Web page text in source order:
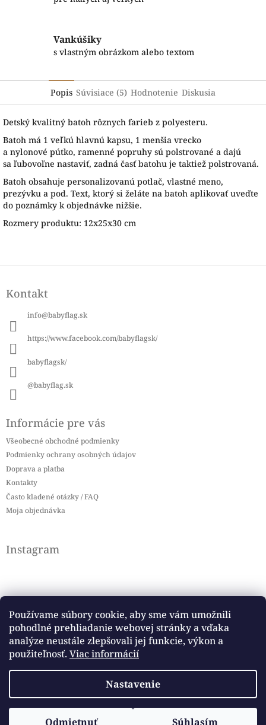
Používame súbory cookie, aby sme vám umožnili
pohodlné prehliadanie webovej stránky a vďaka
analýze neustále zlepšovali jej funkcie, výkon a
použiteľnosť. Viac informácií
Nastavenie
Odmietnuť Súhlasím
Vankúšiky
s vlastným obrázkom alebo textom
Popis Súvisiace (5) Hodnotenie Diskusia
Detský kvalitný batoh rôznych farieb z polyesteru.
Batoh má 1 veľkú hlavnú kapsu, 1 menšia vrecko
a nylonové pútko, ramenné popruhy sú polstrované a dajú
sa ľubovoľne nastaviť, zadná časť batohu je taktiež polstrovaná.
Batoh obsahuje personalizovanú potlač, vlastné meno,
prezývku a pod. Text, ktorý si želáte na batoh aplikovať uveďte
do poznámky k objednávke nižšie.
Rozmery produktu: 12x25x30 cm
Z
pKontakt
info@babyflag.sk
https://www.facebook.com/babyflagsk/
babyflagsk/
@babyflag.sk
Informácie pre vás
Všeobecné obchodné podmienky
Podmienky ochrany osobných údajov
Doprava a platba
Kontakty
Často kladené otázky / FAQ
Moja objednávka
Instagram
Sledovať na Instagrame
Facebook
Vytvoril ShoptetCopyright 2026 . Všetky práva vyhradené.